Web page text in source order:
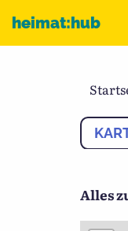
heimat:hub
Alles